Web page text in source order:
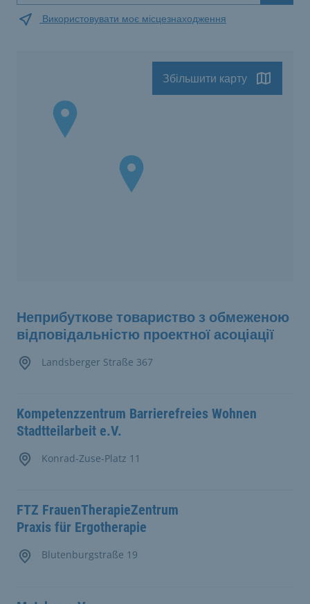
Використовувати моє місцезнаходження
Збільшити карту
Неприбуткове товариство з обмеженою
відповідальністю проектної асоціації
Landsberger Straße 367
Kompetenzzentrum Barrierefreies Wohnen
Stadtteilarbeit e.V.
Konrad-Zuse-Platz 11
FTZ FrauenTherapieZentrum
Praxis für Ergotherapie
Blutenburgstraße 19